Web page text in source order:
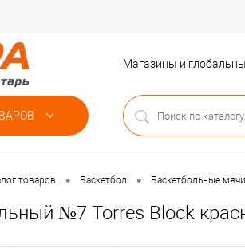
Магазины и
товаров • Баскетбол • Баскетбольные мячи
№7 Torres Block